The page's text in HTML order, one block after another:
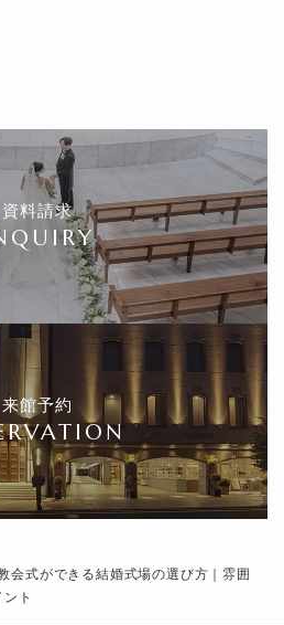
資料請求
来館予約
会式ができる結婚式場の選び方｜雰囲
ト